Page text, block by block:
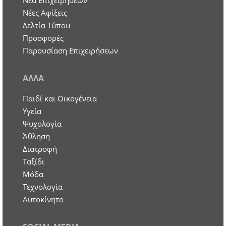
Νέες Αφίξεις
Δελτία Τύπου
Προσφορές
Παρουσίαση Επιχειρήσεων
ΑΛΛΑ
Παιδί και Οικογένεια
Υγεία
Ψυχολογία
Άθληση
Διατροφή
Ταξίδι
Μόδα
Τεχνολογία
Αυτοκίνητο